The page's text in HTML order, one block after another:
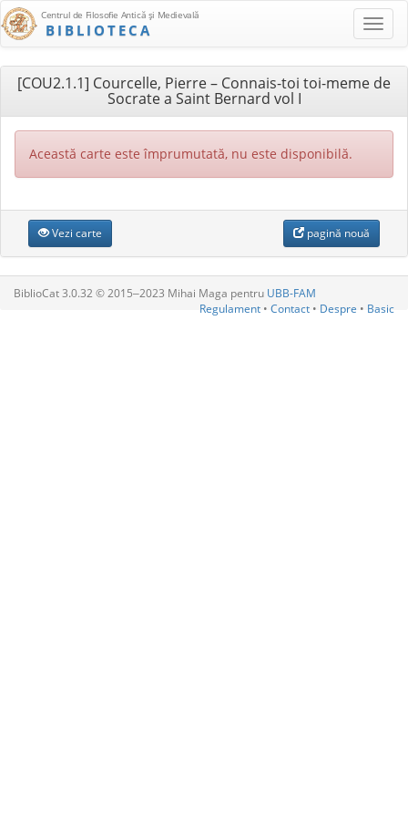
Centrul de Filosofie Antică şi Medievală
BIBLIOTECA
[COU2.1.1] Courcelle, Pierre – Connais-toi toi-meme de
Socrate a Saint Bernard vol I
Această carte este împrumutată, nu este disponibilă.
Vezi carte pagină nouă
BiblioCat 3.0.32 © 2015‒2023 Mihai Maga pentru UBB-FAM
Regulament • Contact • Despre • Basic